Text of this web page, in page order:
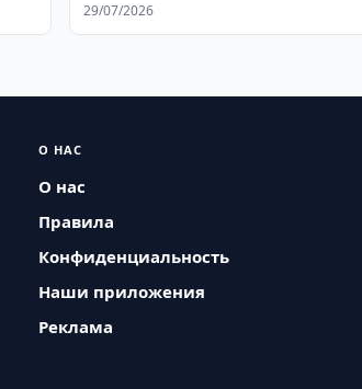
29/07/2026
О НАС
О нас
Правила
Конфиденциальность
Наши приложения
Реклама